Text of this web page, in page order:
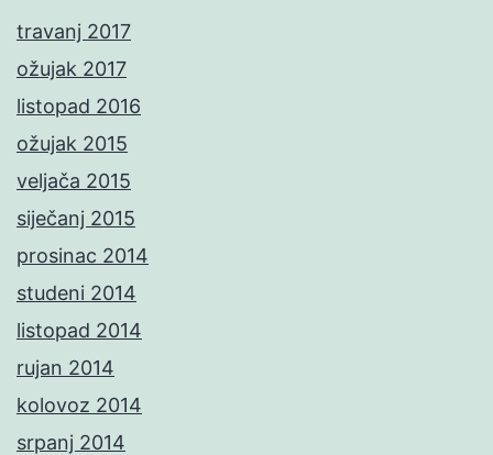
travanj 2017
ožujak 2017
listopad 2016
ožujak 2015
veljača 2015
siječanj 2015
prosinac 2014
studeni 2014
listopad 2014
rujan 2014
kolovoz 2014
srpanj 2014